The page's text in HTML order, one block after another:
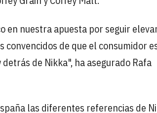
en nuestra apuesta por seguir
de que el consumidor
de Nikka", ha asegurado Rafa
las diferentes referencias de